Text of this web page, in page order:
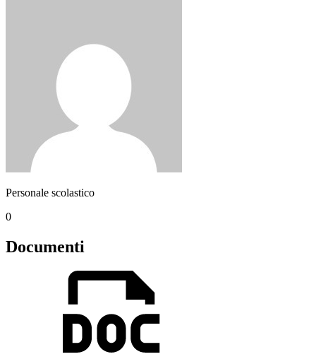
Personale scolastico
0
Documenti